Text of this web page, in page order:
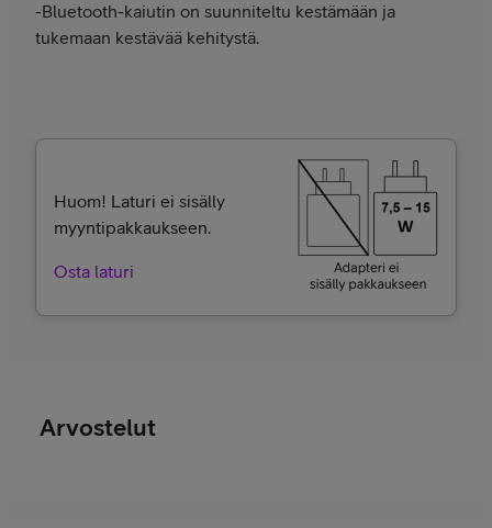
-Bluetooth-kaiutin on suunniteltu kestämään ja
tukemaan kestävää kehitystä.
Huom! Laturi ei sisälly
myyntipakkaukseen.
Osta laturi
Arvostelut